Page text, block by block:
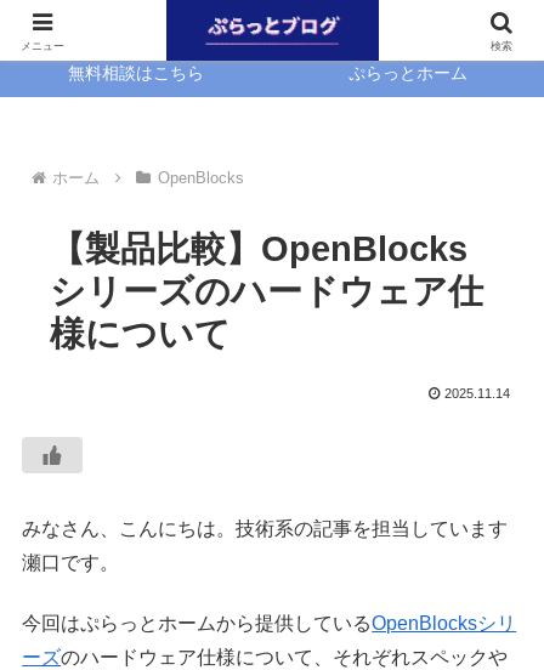
無料相談はこちら ぷらっとホーム
ホーム OpenBlocks
【製品比較】OpenBlocks
シリーズのハードウェア仕
様について
2025.11.14
みなさん、こんにちは。技術系の記事を担当しています
瀬口です。
今回はぷらっとホームから提供しているOpenBlocksシリ
ーズのハードウェア仕様について、それぞれスペックや
メニュー 検索